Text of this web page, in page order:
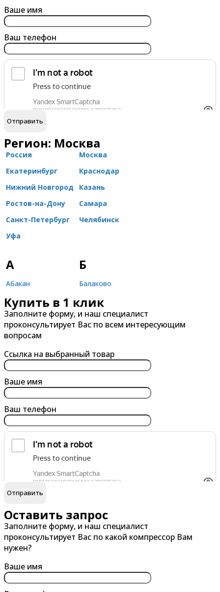
Ваше имя
Ваш телефон
Я согласен наобработку персональных данных
Регион: Москва
Россия
Москва
Екатеринбург
Краснодар
Нижний Новгород
Казань
Ростов-на-Дону
Самара
Санкт-Петербург
Челябинск
Уфа
А
Абакан
Александров
Альметьевск
Анапа
Арзамас
Армавир
Архангельск
Астрахань
Ачинск
Б
Балаково
Балашиха
Барнаул
Бийск
Благовещенск
Борисоглебск
Братск
Брянск
В
Великий Новгород
Владивосток
Владикавказ
Волгоград
Глазов
Горно-Алтайск
Губкин
Купить в 1 клик
Заполните форму, и наш специалист
проконсультирует Вас по всем интересующим
вопросам
Ссылка на выбранный товар
Ваше имя
Ваш телефон
Я согласен наобработку персональных данных
Оставить запрос
Заполните форму, и наш специалист
проконсультирует Вас по какой компрессор Вам
нужен?
Ваше имя